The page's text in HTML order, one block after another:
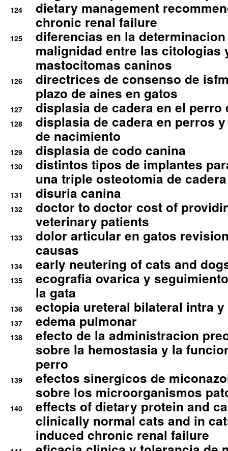
124
dietary management
chronic renal failure
125
diferencias en la
malignidad entre las citologias
mastocitomas caninos
126
directrices de consenso de
plazo de aines en gatos
127 displasia de cadera en el perro
128
displasia de cadera en perros
de nacimiento
129 displasia de codo canina
130
distintos tipos de implantes
una triple osteotomia de cadera
131 disuria canina
132
doctor to doctor cost of
veterinary patients
133
dolor articular en gatos
causas
134 early neutering of cats and
135
ecografia ovarica y
la gata
136 ectopia ureteral bilateral intra
137 edema pulmonar
138
efecto de la administracion
sobre la hemostasia y la
perro
139
efectos sinergicos de
sobre los microorganismos
140
effects of dietary protein and
clinically normal cats and in
induced chronic renal failure